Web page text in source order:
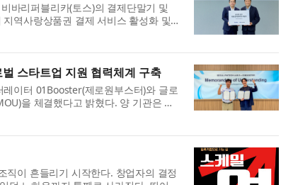
바리퍼블리카(토스)의 결제단말기 및
역사랑상품권 결제 서비스 활성화 및
스타트업 지원 협력체계 구축
이터 01Booster(제로원부스터)와 글로
을 체결했다고 밝혔다. 양 기관은 이
직이 흔들리기 시작한다. 창업자의 결정